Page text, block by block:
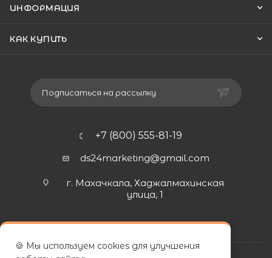
ИНФОРМАЦИЯ
КАК КУПИТЬ
Подписаться на рассылку
+7 (800) 555-81-19
ds24marketing@gmail.com
г. Махачкала, Хаджалмахинская
улица, 1
🍪 Мы используем cookies для улучшения